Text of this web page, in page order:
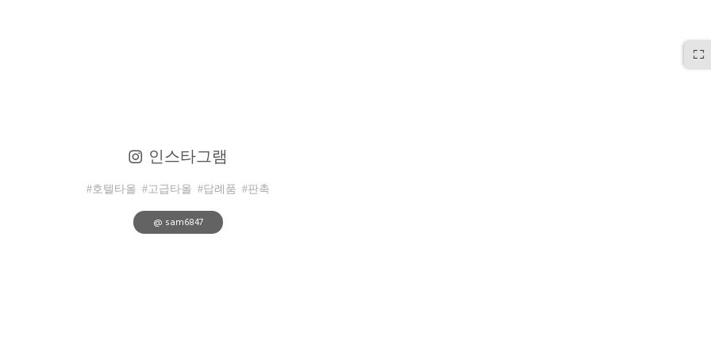
인스타그램
#호텔타올 #고급타올 #답례품 #판촉
@ sam6847